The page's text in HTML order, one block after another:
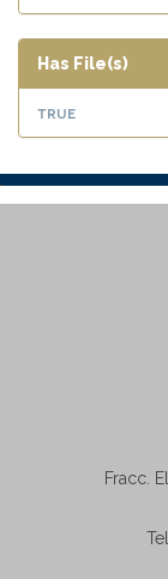
Has File(s)
true
Fracc.